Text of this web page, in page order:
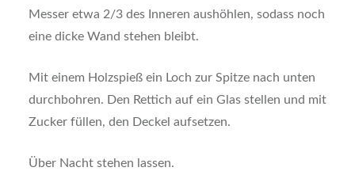
Messer etwa 2/3 des Inneren aushöhlen, sodass noch
eine dicke Wand stehen bleibt.
Mit einem Holzspieß ein Loch zur Spitze nach unten
durchbohren. Den Rettich auf ein Glas stellen und mit
Zucker füllen, den Deckel aufsetzen.
Über Nacht stehen lassen.